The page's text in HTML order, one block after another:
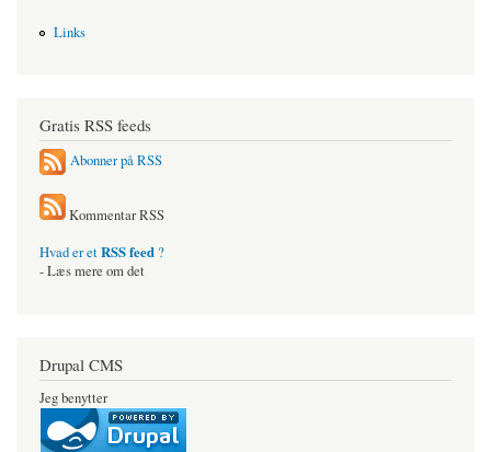
Links
Gratis RSS feeds
Abonner på RSS
Kommentar RSS
Hvad er etRSS feed ?
- Læs mere om det
Drupal CMS
Jeg benytter